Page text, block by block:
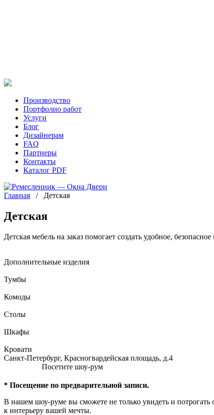
Производство
Портфолио работ
Услуги
Блог
Дизайнерам
FAQ
Партнеры
Контакты
Каталог PDF
Главная / Детская
Детская
Детская мебель на заказ помогает создать удобное,
Дополнительные изделия
Тумбы
Комоды
Столы
Шкафы
Кровати
Санкт-Петербург, Красногвардейская площадь, д.4
Посетите шоу-рум
* Посещение по предварительной записи.
В нашем шоу-руме вы сможете не только увидеть и потрогать
к интерьеру вашей мечты.